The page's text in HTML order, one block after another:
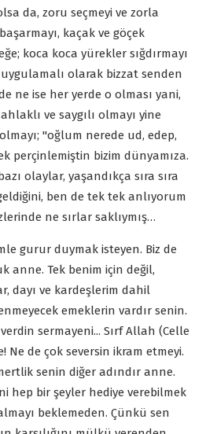
da, zoru seçmeyi ve zorla
kaçak ve göçek
koca koca yürekler sığdırmayı
olarak bizzat senden
ne ise her yerde o olması yani,
ve saygılı olmayı yine
"oğlum nerede ud, edep,
perçinlemiştin bizim dünyamıza.
olaylar, yaşandıkça sıra sıra
ben de tek tek anlıyorum
ne sırlar saklıymış…
gurur duymak isteyen. Biz de
anne. Tek benim için değil,
dayı ve kardeşlerim dahil
emeklerin vardır senin.
sermayeni... Sırf Allah (Celle
Ne de çok seversin ikram etmeyi.
senin diğer adındır anne.
hep bir şeyler hediye verebilmek
beklemeden. Çünkü sen